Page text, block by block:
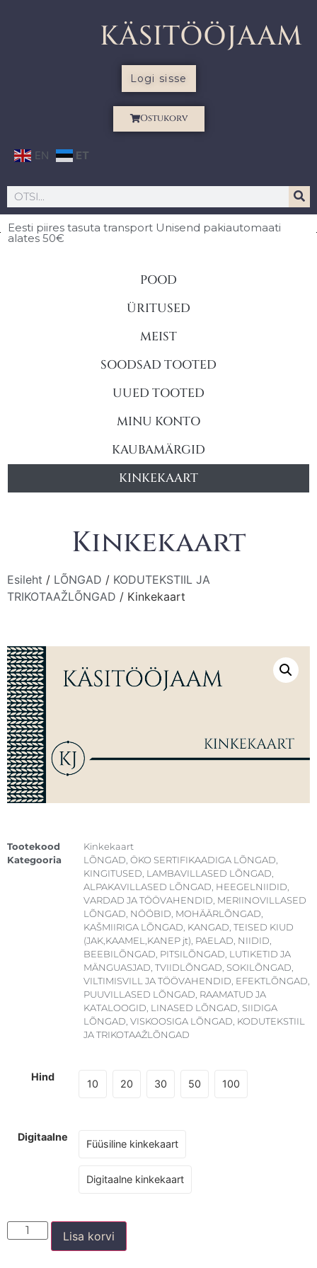
KÄSITÖÖJAAM
Logi sisse
Ostukorv
EN ET
Eesti piires tasuta transport Unisend pakiautomaati
alates 50€
POOD
ÜRITUSED
MEIST
SOODSAD TOOTED
UUED TOOTED
MINU KONTO
KAUBAMÄRGID
KINKEKAART
Kinkekaart
Esileht / LÕNGAD / KODUTEKSTIIL JA
TRIKOTAAŽLÕNGAD / Kinkekaart
Tootekood
Kinkekaart
Kategooria
LÕNGAD ÖKO SERTIFIKAADIGA LÕNGAD
KINGITUSED LAMBAVILLASED LÕNGAD
ALPAKAVILLASED LÕNGAD HEEGELNIIDID
VARDAD JA TÖÖVAHENDID MERIINOVILLASED
LÕNGAD NÖÖBID MOHÄÄRLÕNGAD
KAŠMIIRIGA LÕNGAD KANGAD TEISED KIUD
(JAK,KAAMEL,KANEP jt) PAELAD NIIDID
BEEBILÕNGAD PITSILÕNGAD LUTIKETID JA
MÄNGUASJAD TVIIDLÕNGAD SOKILÕNGAD
VILTIMISVILL JA TÖÖVAHENDID EFEKTLÕNGAD
PUUVILLASED LÕNGAD RAAMATUD JA
KATALOOGID LINASED LÕNGAD SIIDIGA
LÕNGAD VISKOOSIGA LÕNGAD KODUTEKSTIIL
JA TRIKOTAAŽLÕNGAD
Hind
10 20 30 50 100
Digitaalne
Füüsiline kinkekaart
Digitaalne kinkekaart
Lisa korvi